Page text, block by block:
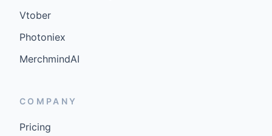
Vtober
Photoniex
MerchmindAI
COMPANY
Pricing